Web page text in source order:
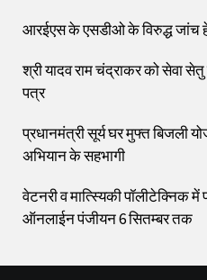
आरईएस के एसडीओ के विरुद्ध जांच
श्री यादव राम चंद्राकर को सेवा
पत्र
प्रधानमंत्री सूर्य घर मुफ्त बिजली
अभियान के सहभागी
वेटनरी व मात्स्यिकी पॉलीटेक्निक
ऑनलाईन पंजीयन 6 सितम्बर तक